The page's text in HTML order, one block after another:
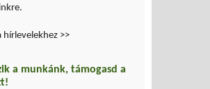
hírlevelekhez >>
a munkánk, támogasd a